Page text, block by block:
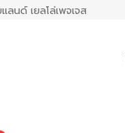
ลนด์ เยลโล่เพจเจส